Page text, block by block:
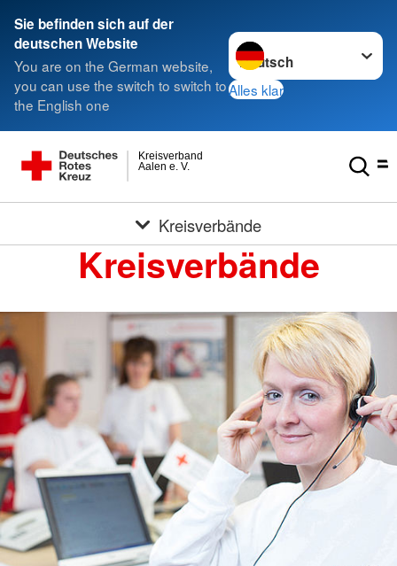
Sie befinden sich auf der
deutschen Website
You are on the German website,
you can use the switch to switch to
the English one
Sprache wechseln zu
Alles klar
Aalen e. V.
Kreisverband
Kreisverbände
Kreisverbände